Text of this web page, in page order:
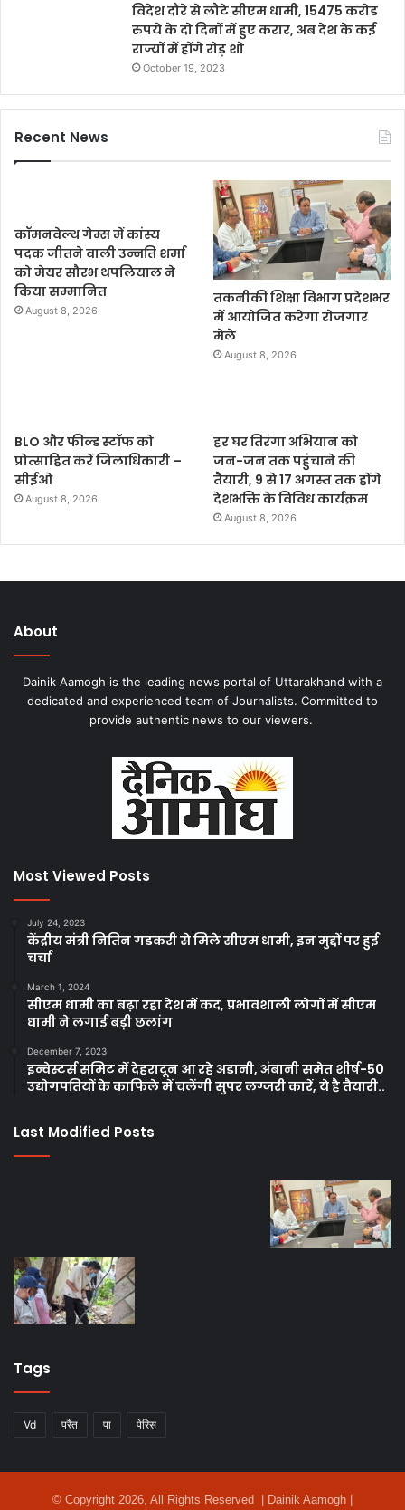
विदेश दौरे से लौटे सीएम धामी, 15475 करोड
रुपये के दो दिनों में हुए करार, अब देश के कई
राज्यों में होंगे रोड़ शो
October 19, 2023
Recent News
कॉमनवेल्थ गेम्स में कांस्य
पदक जीतने वाली उन्नति शर्मा
को मेयर सौरभ थपलियाल ने
किया सम्मानित
August 8, 2026
तकनीकी शिक्षा विभाग प्रदेशभर
में आयोजित करेगा रोजगार
मेले
August 8, 2026
BLO और फील्ड स्टॉफ को
प्रोत्साहित करें जिलाधिकारी –
सीईओ
August 8, 2026
हर घर तिरंगा अभियान को
जन-जन तक पहुंचाने की
तैयारी, 9 से 17 अगस्त तक होंगे
देशभक्ति के विविध कार्यक्रम
August 8, 2026
About
Dainik Aamogh is the leading news portal of Uttarakhand with a
dedicated and experienced team of Journalists. Committed to
provide authentic news to our viewers.
Most Viewed Posts
July 24, 2023
केंद्रीय मंत्री नितिन गडकरी से मिले सीएम धामी, इन मुद्दों पर हुई
चर्चा
March 1, 2024
सीएम धामी का बढ़ा रहा देश में कद, प्रभावशाली लोगों में सीएम
धामी ने लगाई बड़ी छलांग
December 7, 2023
इन्वेस्टर्स समिट में देहरादून आ रहे अडानी, अंबानी समेत शीर्ष-50
उद्योगपतियों के काफिले में चलेंगी सुपर लग्जरी कारें, ये है तैयारी..
Last Modified Posts
Tags
Vd परैत पा पेरिस
© Copyright 2026, All Rights Reserved | Dainik Aamogh |